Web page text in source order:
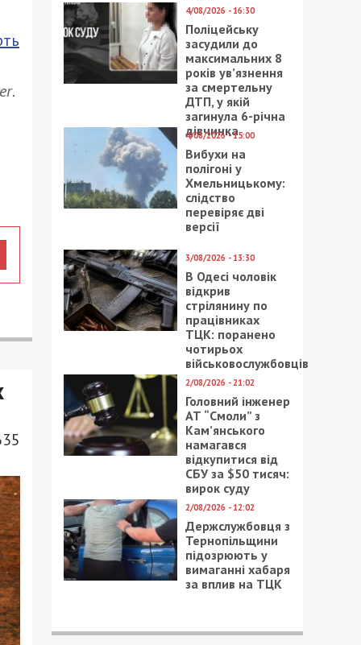
.
4/08/2026 - 16:30
Поліцейську
засудили до
максимальних 8
років ув’язнення
за смертельну
ДТП, у якій
загинула 6-річна
дівчинка
4/08/2026 - 15:00
Вибухи на
полігоні у
Хмельницькому:
слідство
перевіряє дві
версії
3/08/2026 - 13:30
В Одесі чоловік
відкрив
стрілянину по
працівниках
ТЦК: поранено
чотирьох
військовослужбовців
2/08/2026 - 21:02
Головний інженер
АТ “Смоли” з
Кам’янського
намагався
відкупитися від
СБУ за $50 тисяч:
вирок суду
2/08/2026 - 12:02
Держслужбовця з
Тернопільщини
підозрюють у
вимаганні хабаря
за вплив на ТЦК